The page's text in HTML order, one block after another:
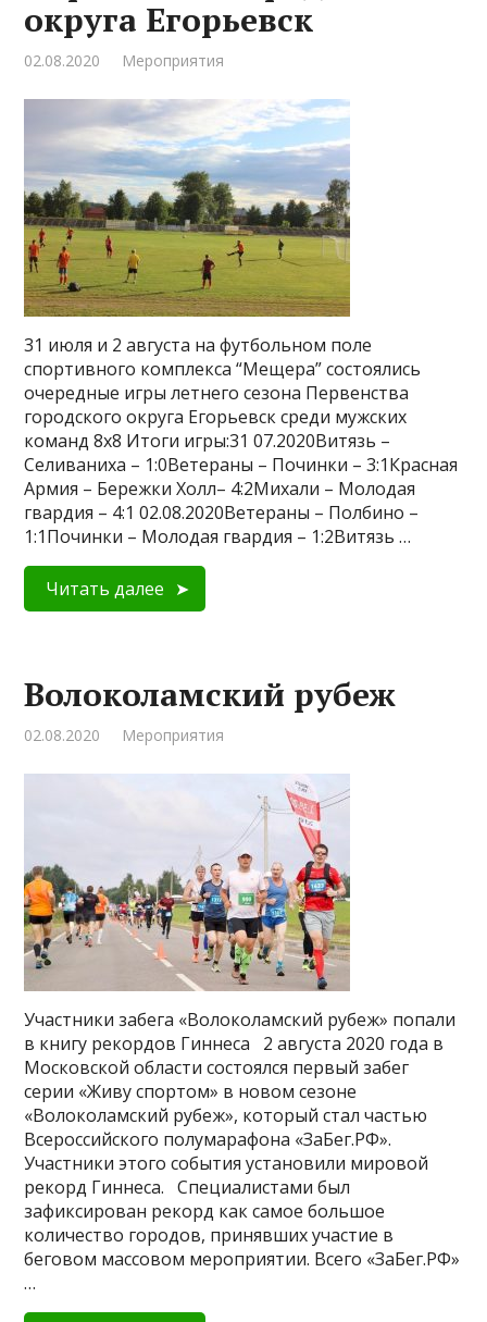
округа Егорьевск
02.08.2020 Мероприятия
31 июля и 2 августа на футбольном поле
спортивного комплекса “Мещера” состоялись
очередные игры летнего сезона Первенства
городского округа Егорьевск среди мужских
команд 8х8 Итоги игры:31 07.2020Витязь –
Селиваниха – 1:0Ветераны – Починки – 3:1Красная
Армия – Бережки Холл– 4:2Михали – Молодая
гвардия – 4:1 02.08.2020Ветераны – Полбино –
1:1Починки – Молодая гвардия – 1:2Витязь …
Читать далее
Волоколамский рубеж
02.08.2020 Мероприятия
Участники забега «Волоколамский рубеж» попали
в книгу рекордов Гиннеса⠀2 августа 2020 года в
Московской области состоялся первый забег
серии «Живу спортом» в новом сезоне
«Волоколамский рубеж», который стал частью
Всероссийского полумарафона «ЗаБег.РФ».
Участники этого события установили мировой
рекорд Гиннеса.⠀Специалистами был
зафиксирован рекорд как самое большое
количество городов, принявших участие в
беговом массовом мероприятии. Всего «ЗаБег.РФ»
…